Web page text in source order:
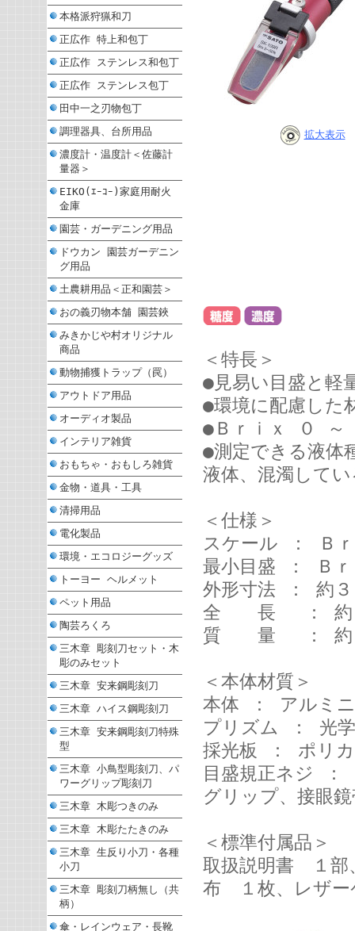
本格派狩猟和刀
正広作 特上和包丁
正広作 ステンレス和包丁
正広作 ステンレス包丁
田中一之刃物包丁
調理器具、台所用品
濃度計・温度計＜佐藤計
量器＞
EIKO(ｴｰｺｰ)家庭用耐火
金庫
園芸・ガーデニング用品
ドウカン 園芸ガーデニン
グ用品
土農耕用品＜正和園芸＞
おの義刃物本舗 園芸鋏
みきかじや村オリジナル
商品
動物捕獲トラップ（罠）
アウトドア用品
オーディオ製品
インテリア雑貨
おもちゃ・おもしろ雑貨
金物・道具・工具
清掃用品
電化製品
環境・エコロジーグッズ
トーヨー ヘルメット
ペット用品
陶芸ろくろ
三木章 彫刻刀セット・木
彫のみセット
三木章 安来鋼彫刻刀
三木章 ハイス鋼彫刻刀
三木章 安来鋼彫刻刀特殊
型
三木章 小鳥型彫刻刀、パ
ワーグリップ彫刻刀
三木章 木彫つきのみ
三木章 木彫たたきのみ
三木章 生反り小刀・各種
小刀
三木章 彫刻刀柄無し（共
柄）
傘・レインウェア・長靴
拡大表示
＜特長＞
●見易い目盛と軽
●環境に配慮した
●Ｂｒｉｘ ０ ～
●測定できる液体
液体、混濁して
＜仕様＞
スケール ： Ｂ
最小目盛 ： Ｂ
外形寸法 ： 約３
全 長 ： 約１
質 量 ： 約
＜本体材質＞
本体 ： アルミ
プリズム ： 光
採光板 ： ポリ
目盛規正ネジ ：
グリップ、接眼
＜標準付属品＞
取扱説明書 １
布 １枚、レザ